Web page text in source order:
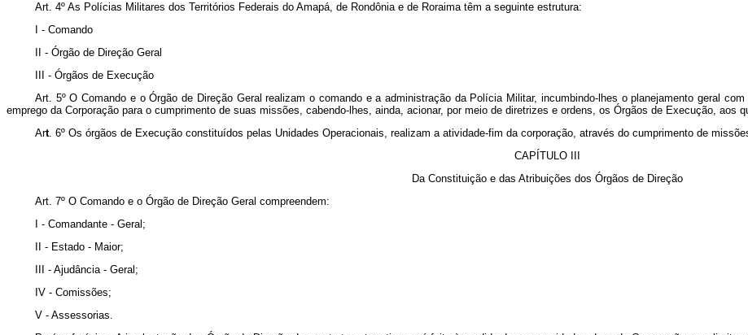
Art. 4º As Polícias Militares dos Territórios Federais do Amapá, de Rondônia e de Roraima têm a seguinte estrutura:
I - Comando
II - Órgão de Direção Geral
III - Órgãos de Execução
Art. 5º O Comando e o Órgão de Direção Geral realizam o comando e a administração da Polícia Militar, incumbindo-lhes o planejamento geral
emprego da Corporação para o cumprimento de suas missões, cabendo-lhes, ainda, acionar, por meio de diretrizes e ordens, os Órgãos de Execução, aos
Art. 6º Os órgãos de Execução constituídos pelas Unidades Operacionais, realizam a atividade-fim da corporação, através do cumprimento de
CAPÍTULO III
Da Constituição e das Atribuições dos Órgãos de Direção
Art. 7º O Comando e o Órgão de Direção Geral compreendem:
I - Comandante - Geral;
II - Estado - Maior;
III - Ajudância - Geral;
IV - Comissões;
V - Assessorias.